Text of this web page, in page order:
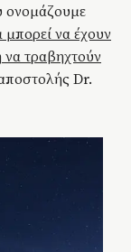
ονομάζουμε
μπορεί να έχουν
να τραβηχτούν
Dr.